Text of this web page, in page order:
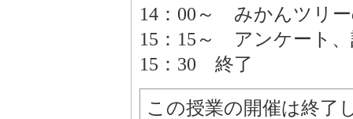
14：00～ みかんツリ
15：15～ アンケート
15：30 終了
この授業の開催は終了